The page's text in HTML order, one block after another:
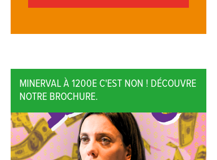
MINERVAL À 1200E C'EST NON ! DÉCOUVRE
NOTRE BROCHURE.